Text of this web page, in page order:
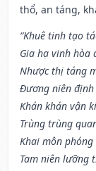
thổ, an táng,
“Khuê tinh tạo
Gia hạ vinh hòa
Nhược thị táng
Đương niên
Khán khán vận
Trùng trùng
Khai môn
Tam niên lưỡng